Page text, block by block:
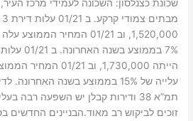
שכונת כצנלסון: השכונה לעמידי מרכז
עלייה של 15% בממוצע בשנה
תמ”א 38 ודירות קבלן יש השפעה רבה
זוכים לביקוש רב מאוד.הבניינים החדשים